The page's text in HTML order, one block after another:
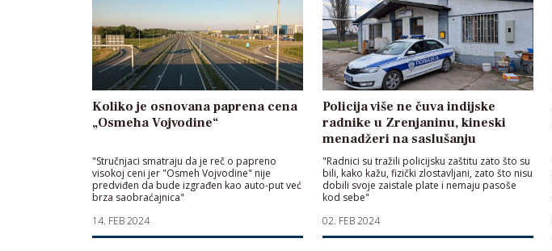
Koliko je osnovana paprena cena
„Osmeha Vojvodine“
"Stručnjaci smatraju da je reč o papreno
visokoj ceni jer "Osmeh Vojvodine" nije
predviđen da bude izgrađen kao auto-put već
brza saobraćajnica"
14. FEB 2024
Policija više ne čuva indijske
radnike u Zrenjaninu, kineski
menadžeri na saslušanju
"Radnici su tražili policijsku zaštitu zato što su
bili, kako kažu, fizički zlostavljani, zato što nisu
dobili svoje zaistale plate i nemaju pasoše
kod sebe"
02. FEB 2024